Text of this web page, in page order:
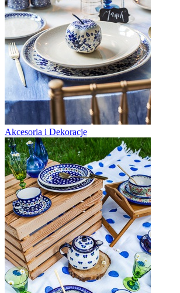
Akcesoria i Dekoracje